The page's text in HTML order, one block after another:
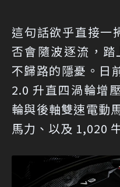
這句話欲乎直接一
否會隨波逐流，踏
不歸路的隱憂。日
2.0 升直四渦輪增
輪與後軸雙速電動
馬力、以及 1,020